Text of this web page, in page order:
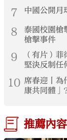
7 中國公開
8
泰國校園
槍擊事件
9
（有片）
堅決反制任
10 席春迎丨
康共同體」
推薦內容